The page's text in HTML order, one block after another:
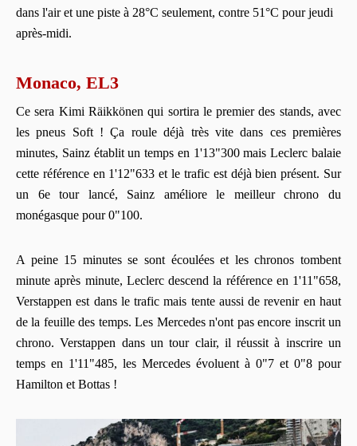
dans l'air et une piste à 28°C seulement, contre 51°C pour jeudi
après-midi.
Monaco, EL3
Ce sera Kimi Räikkönen qui sortira le premier des stands, avec
les pneus Soft ! Ça roule déjà très vite dans ces premières
minutes, Sainz établit un temps en 1'13"300 mais Leclerc balaie
cette référence en 1'12"633 et le trafic est déjà bien présent. Sur
un 6e tour lancé, Sainz améliore le meilleur chrono du
monégasque pour 0"100.
A peine 15 minutes se sont écoulées et les chronos tombent
minute après minute, Leclerc descend la référence en 1'11"658,
Verstappen est dans le trafic mais tente aussi de revenir en haut
de la feuille des temps. Les Mercedes n'ont pas encore inscrit un
chrono. Verstappen dans un tour clair, il réussit à inscrire un
temps en 1'11"485, les Mercedes évoluent à 0"7 et 0"8 pour
Hamilton et Bottas !